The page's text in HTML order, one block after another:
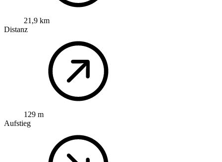
21,9 km
Distanz
129 m
Aufstieg